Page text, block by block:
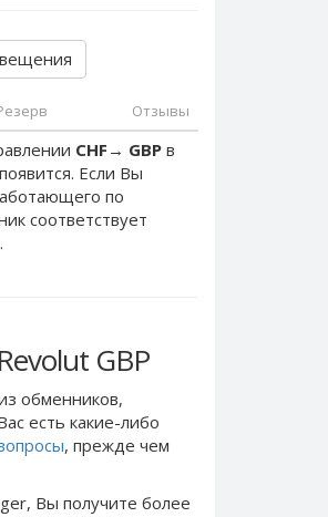
Отзывы
CHF → GBP в
Если Вы
по
соответствует
GBP
обменников,
есть какие-либо
, прежде чем
Вы получите более